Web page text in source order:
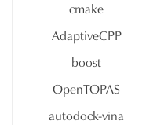
cmake
AdaptiveCPP
boost
OpenTOPAS
autodock-vina